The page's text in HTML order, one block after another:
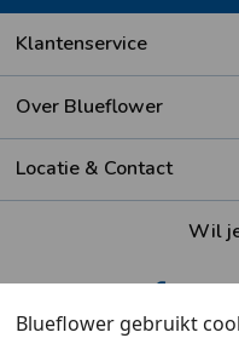
Klantenservice
Over Blueflower
Locatie & Contact
Wil
Blueflower gebruikt